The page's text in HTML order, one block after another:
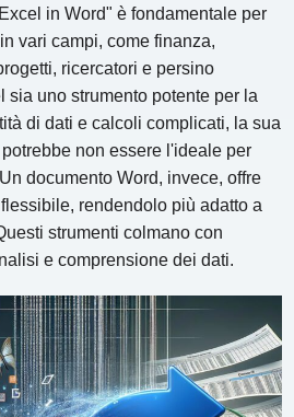
in Word" è fondamentale per
vari campi, come finanza,
ricercatori e persino
sia uno strumento potente per la
di dati e calcoli complicati, la sua
non essere l'ideale per
documento Word, invece, offre
rendendolo più adatto a
strumenti colmano con
e comprensione dei dati.